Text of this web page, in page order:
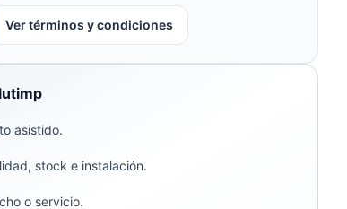
Ver términos y condiciones
asistido.
stock e instalación.
o servicio.